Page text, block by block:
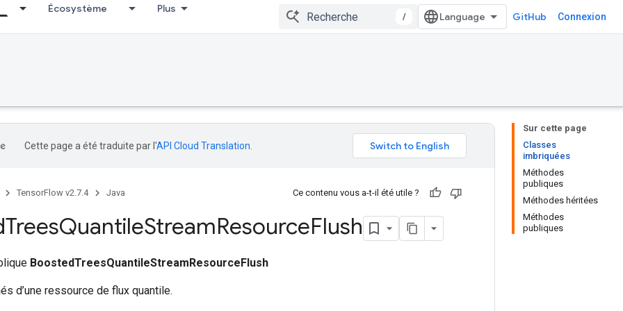
Écosystème Plus
/ GitHub Connexion
Sur cette page
Classes
imbriquées
Méthodes
publiques
Méthodes héritées
Méthodes
publiques
Cette page a été traduite par l'API Cloud Translation
TensorFlow v2.7.4 Java Ce contenu vous a-t-il été utile ?
TreesQuantileStreamResourceFlush
BoostedTreesQuantileStreamResourceFlush
d’une ressource de flux quantile.